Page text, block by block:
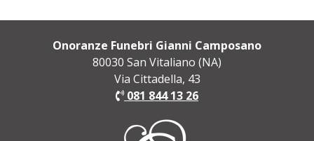
Onoranze Funebri Gianni Camposano
80030 San Vitaliano (NA)
Via Cittadella, 43
081 844 13 26